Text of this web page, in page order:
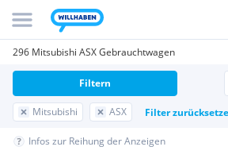
296 Mitsubishi ASX Gebrauchtwagen
Mitsubishi ASX Filter
Filtern
Infos zur Reihung der Anzeigen